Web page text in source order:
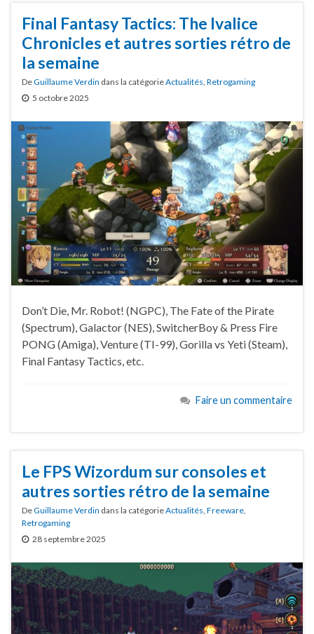
Final Fantasy Tactics: The Ivalice
Chronicles et autres sorties rétro de
la semaine
DeGuillaume Verdin dans la catégorieActualités Retrogaming
5 octobre 2025
Don’t Die, Mr. Robot! (NGPC), The Fate of the Pirate
(Spectrum), Galactor (NES), SwitcherBoy & Press Fire
PONG (Amiga), Venture (TI-99), Gorilla vs Yeti (Steam),
Final Fantasy Tactics, etc.
Faire un commentaire
Le FPS Wizordum sur consoles et
autres sorties rétro de la semaine
DeGuillaume Verdin dans la catégorieActualités Freeware
Retrogaming
28 septembre 2025